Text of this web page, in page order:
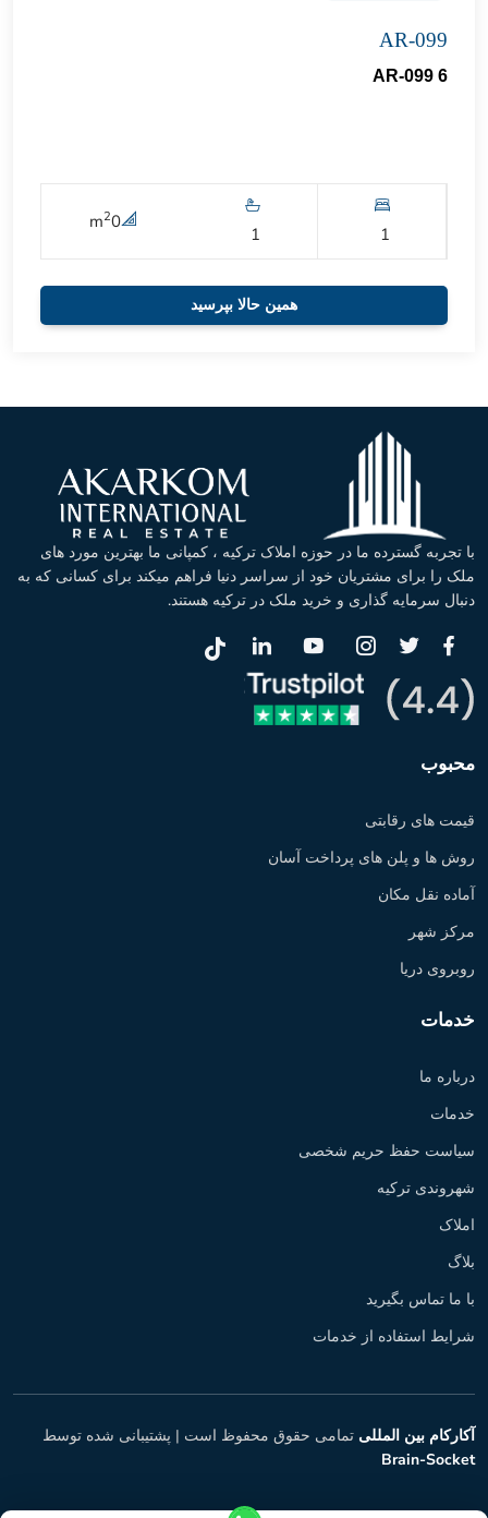
AR-099
AR-099 6
1
1
0
m2
همین حالا بپرسید
با تجربه گسترده ما در حوزه املاک ترکیه ، کمپانی ما بهترین مورد های
ملک را برای مشتریان خود از سراسر دنیا فراهم میکند برای کسانی که به
دنبال سرمایه گذاری و خرید ملک در ترکیه هستند.
محبوب
قیمت های رقابتی
روش ها و پلن های پرداخت آسان
آماده نقل مکان
مرکز شهر
روبروی دریا
خدمات
درباره ما
خدمات
سیاست حفظ حریم شخصی
شهروندی ترکیه
املاک
بلاگ
با ما تماس بگیرید
شرایط استفاده از خدمات
آکارکام بین المللی تمامی حقوق محفوظ است | پشتیبانی شده توسط
Brain-Socket